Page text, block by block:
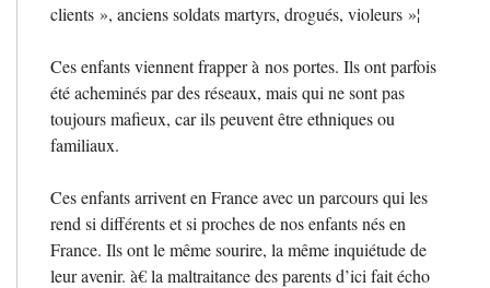
clients », anciens soldats martyrs, drogués, violeurs »¦
Ces enfants viennent frapper à nos portes. Ils ont parfois
été acheminés par des réseaux, mais qui ne sont pas
toujours mafieux, car ils peuvent être ethniques ou
familiaux.
Ces enfants arrivent en France avec un parcours qui les
rend si différents et si proches de nos enfants nés en
France. Ils ont le même sourire, la même inquiétude de
leur avenir. à€ la maltraitance des parents d’ici fait écho